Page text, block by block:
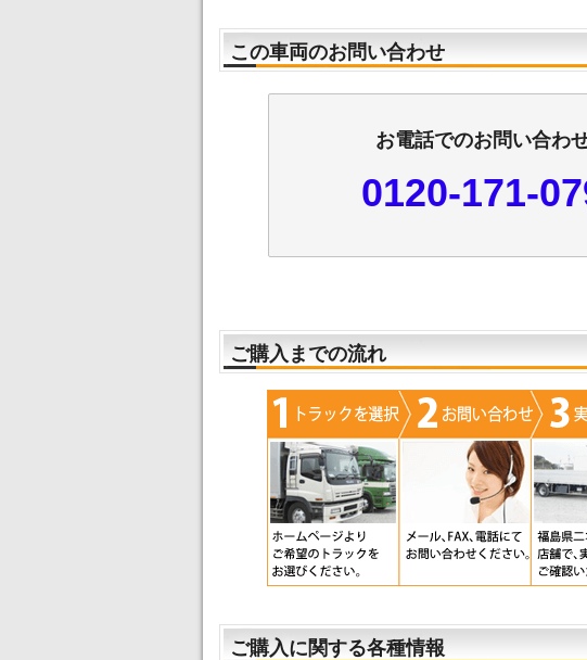
この車両のお問い合わせ
お電話でのお問い合わ
0120-171-
ご購入までの流れ
ご購入に関する各種情報